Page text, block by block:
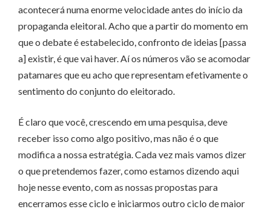
acontecerá numa enorme velocidade antes do início da
propaganda eleitoral. Acho que a partir do momento em
que o debate é estabelecido, confronto de ideias [passa
a] existir, é que vai haver. Aí os números vão se acomodar
patamares que eu acho que representam efetivamente o
sentimento do conjunto do eleitorado.
É claro que você, crescendo em uma pesquisa, deve
receber isso como algo positivo, mas não é o que
modifica a nossa estratégia. Cada vez mais vamos dizer
o que pretendemos fazer, como estamos dizendo aqui
hoje nesse evento, com as nossas propostas para
encerramos esse ciclo e iniciarmos outro ciclo de maior